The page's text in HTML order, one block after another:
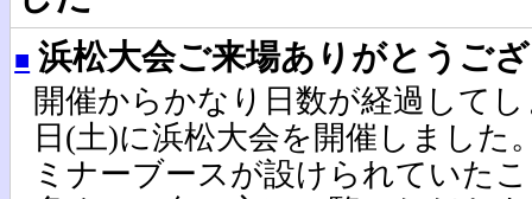
■ 浜松大会ご来場ありがとうご
開催からかなり日数が経過して
日(土)に浜松大会を開催しました
ミナーブースが設けられていた